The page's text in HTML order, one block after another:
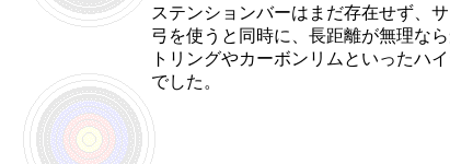
ステンションバーはまだ存在せず、
弓を使うと同時に、長距離が無理な
トリングやカーボンリムといったハ
でした。